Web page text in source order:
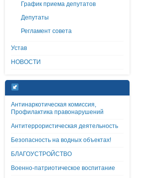
График приема депутатов
Депутаты
Регламент совета
Устав
НОВОСТИ
Антинаркотическая комиссия,
Профилактика правонарушений
Антитеррористическая деятельность
Безопасность на водных объектах!
БЛАГОУСТРОЙСТВО
Военно-патриотическое воспитание